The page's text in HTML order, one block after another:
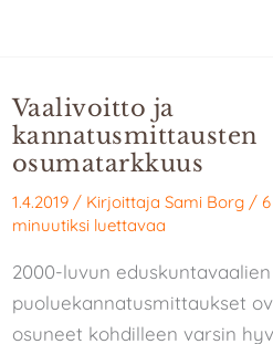
Vaalivoitto ja
kannatusmittausten
osumatarkkuus
1.4.2019 / Kirjoittaja Sami Borg/ 6
minuutiksi luettavaa
2000-luvun eduskuntavaalien
puoluekannatusmittaukset
osuneet kohdilleen varsin